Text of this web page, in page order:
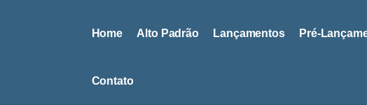
Home Alto Padrão Lançamentos Pré-
Contato